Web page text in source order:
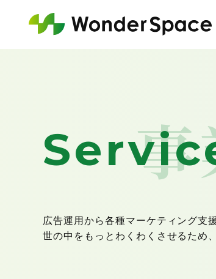
事
広告運用から各種マーケティング支
世の中をもっとわくわくさせるため